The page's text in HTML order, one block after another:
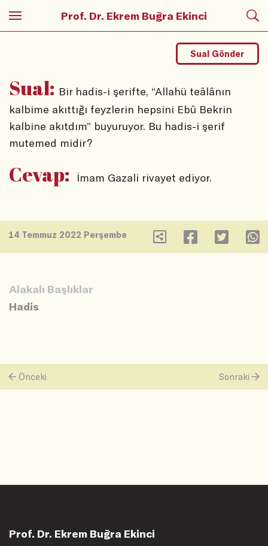
Prof. Dr. Ekrem Buğra Ekinci
Sual: Bir hadis-i şerifte, “Allahü teâlânın
kalbime akıttığı feyzlerin hepsini Ebû Bekrin
kalbine akıtdım” buyuruyor. Bu hadis-i şerif
mutemed midir?
Sual Gönder
Cevap: İmam Gazali rivayet ediyor.
14 Temmuz 2022 Perşembe
Alakalı Başlıklar
Hadis
Önceki Sonraki
Prof. Dr. Ekrem Buğra Ekinci